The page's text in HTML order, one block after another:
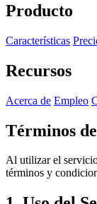
Producto
Características
Recursos
Acerca de Empleo
Términos
Al utilizar el
términos y